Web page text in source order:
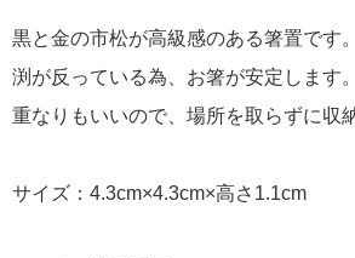
黒と金の市松が高級感のある箸置です。
渕が反っている為、お箸が安定します。
重なりもいいので、場所を取らずに収
サイズ：4.3cm×4.3cm×高さ1.1cm